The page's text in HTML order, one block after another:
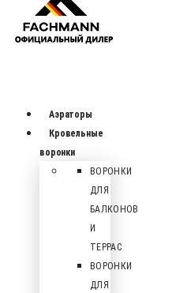
Аэраторы
Кровельные
воронки
ВОРОНКИ
ДЛЯ
БАЛКОНОВ
И
ТЕРРАС
ВОРОНКИ
ДЛЯ